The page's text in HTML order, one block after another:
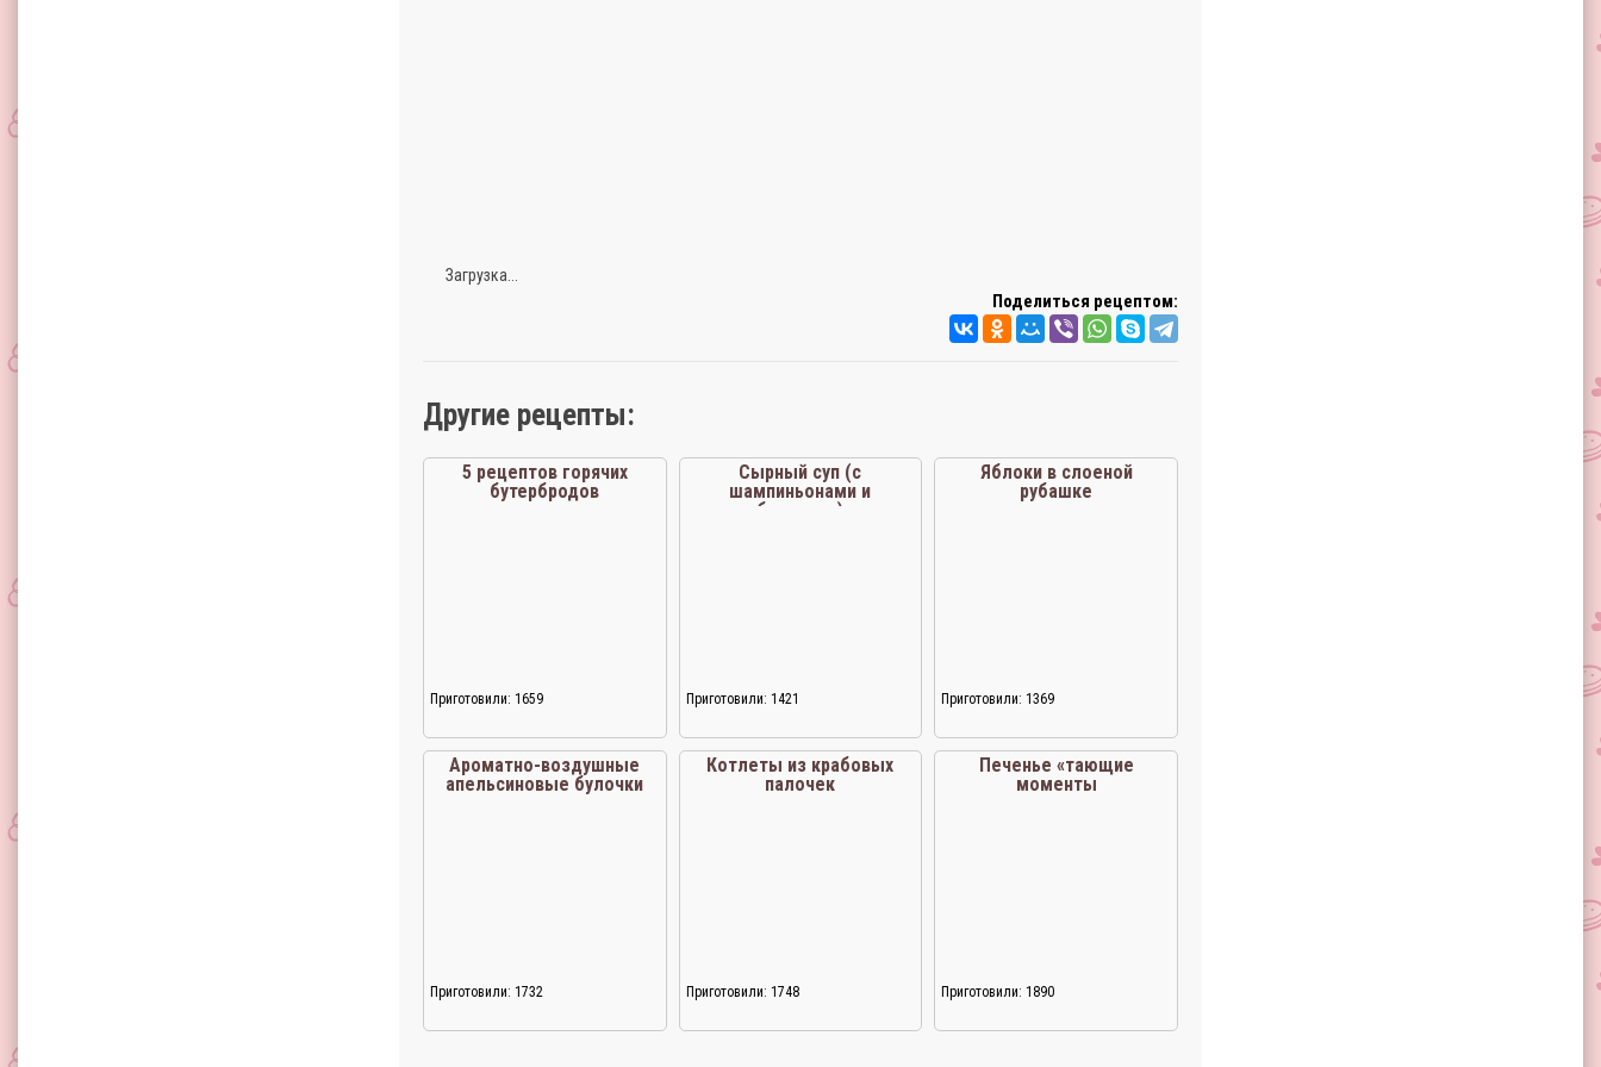
Загрузка...
Поделиться рецептом:
Другие рецепты:
5 рецептов горячих
бутербродов
Приготовили: 1659
Сырный суп (с
шампиньонами и
брокколи)
Приготовили: 1421
Яблоки в слоеной
рубашке
Приготовили: 1369
Ароматно-воздушные
апельсиновые булочки
Приготовили: 1732
Котлеты из крабовых
палочек
Приготовили: 1748
Печенье «тающие
моменты
Приготовили: 1890